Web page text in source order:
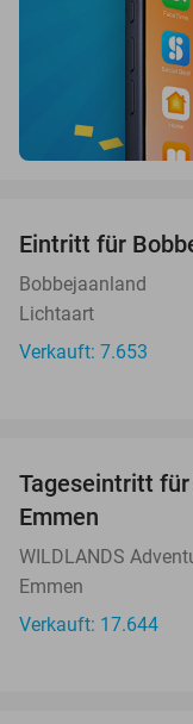
Eintritt für
Bobbejaanland
Lichtaart
Verkauft: 7.653
Tageseintritt für
Emmen
WILDLANDS
Emmen
Verkauft: 17.644